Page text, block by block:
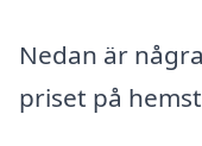
Nedan är
priset på